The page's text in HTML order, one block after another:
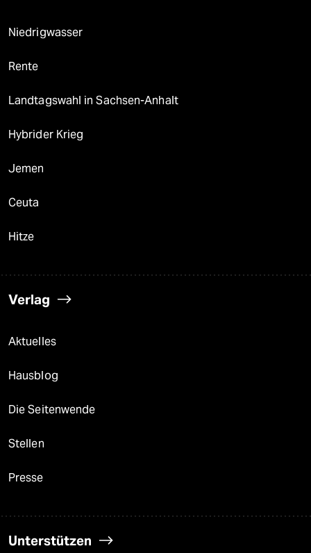
Niedrigwasser
Rente
Landtagswahl in Sachsen-Anhalt
Hybrider Krieg
Jemen
Ceuta
Hitze
Verlag
Aktuelles
Hausblog
Die Seitenwende
Stellen
Presse
Unterstützen